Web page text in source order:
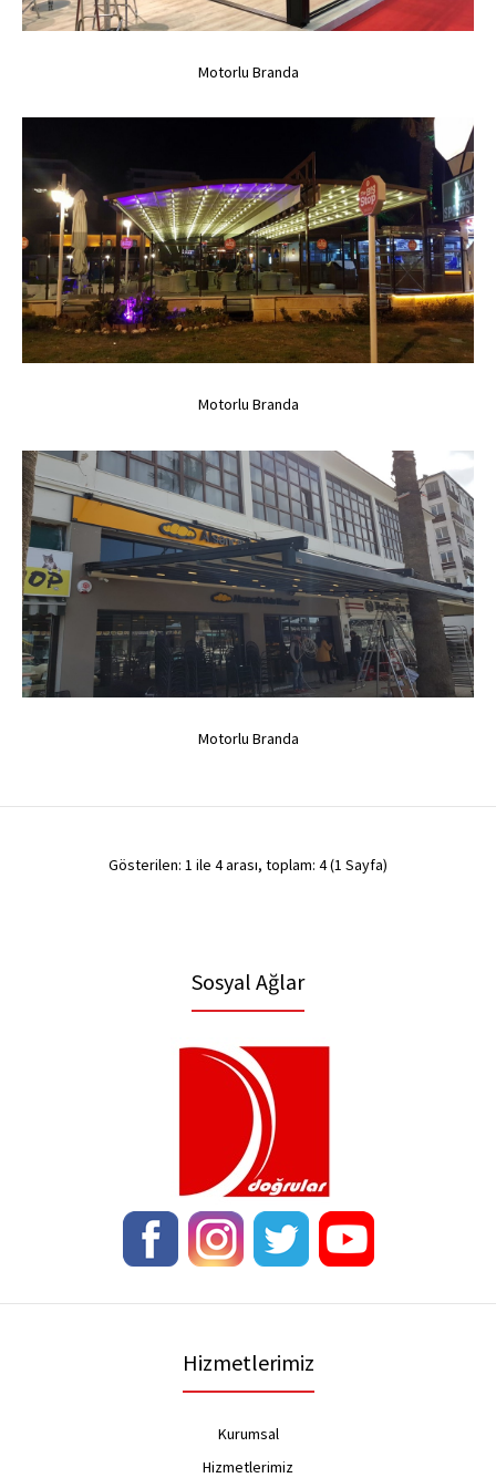
Motorlu Branda
0,00TL
0,00TL
Motorlu Branda
Motorlu Branda
Motorlu Branda
Gösterilen: 1 ile 4 arası, toplam: 4 (1 Sayfa)
Sosyal Ağlar
Hizmetlerimiz
Kurumsal
Hizmetlerimiz